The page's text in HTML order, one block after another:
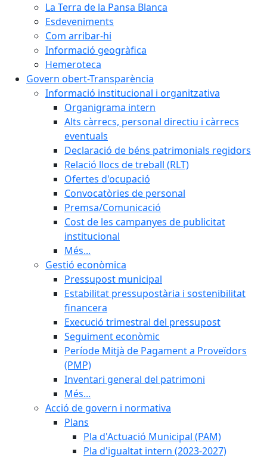
La Terra de la Pansa Blanca
Esdeveniments
Com arribar-hi
Informació geogràfica
Hemeroteca
Govern obert-Transparència
Informació institucional i organitzativa
Organigrama intern
Alts càrrecs, personal directiu i càrrecs
eventuals
Declaració de béns patrimonials regidors
Relació llocs de treball (RLT)
Ofertes d'ocupació
Convocatòries de personal
Premsa/Comunicació
Cost de les campanyes de publicitat
institucional
Més...
Gestió econòmica
Pressupost municipal
Estabilitat pressupostària i sostenibilitat
financera
Execució trimestral del pressupost
Seguiment econòmic
Període Mitjà de Pagament a Proveïdors
(PMP)
Inventari general del patrimoni
Més...
Acció de govern i normativa
Plans
Pla d'Actuació Municipal (PAM)
Pla d'igualtat intern (2023-2027)